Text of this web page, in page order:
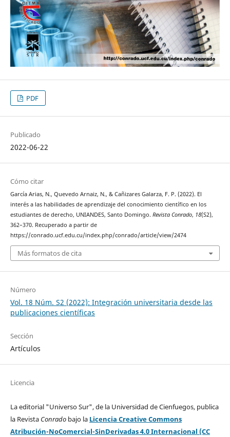
PDF
Publicado
2022-06-22
Cómo citar
García Arias, N., Quevedo Arnaiz, N., & Cañizares Galarza, F. P. (2022). El
interés a las habilidades de aprendizaje del conocimiento científico en los
estudiantes de derecho, UNIANDES, Santo Domingo. Revista Conrado, 18(S2),
362–370. Recuperado a partir de
https://conrado.ucf.edu.cu/index.php/conrado/article/view/2474
Más formatos de cita
Número
Vol. 18 Núm. S2 (2022): Integración universitaria desde las
publicaciones científicas
Sección
Artículos
Licencia
La editorial "Universo Sur", de la Universidad de Cienfuegos, publica
la Revista Conradobajo la Licencia Creative Commons
Atribución-NoComercial-SinDerivadas 4.0 Internacional (CC